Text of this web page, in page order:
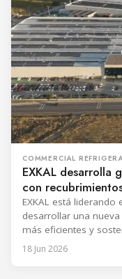
COMMERCIAL
EXKAL desarrolla
con
EXKAL está liderando
desarrollar una
más eficientes y
Vitrinas de
Recubrimientos
18 Jun 2026